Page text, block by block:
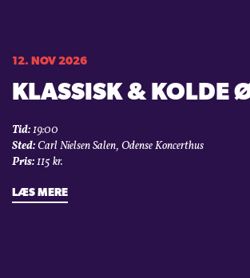
12. NOV 2026
KLASSISK & KOLDE
Tid:19:00
Sted:Carl Nielsen Salen, Odense Koncerthus
Pris:115 kr.
LÆS MERE